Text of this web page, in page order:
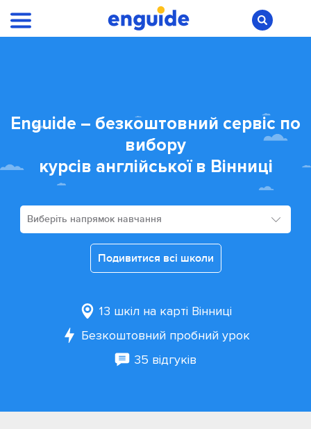
Enguide – безкоштовний сервіс по
вибору
курсів англійської в Вінниці
Виберіть напрямок навчання
Подивитися всі школи
13 шкіл на карті Вінниці
Безкоштовний пробний урок
35 відгуків